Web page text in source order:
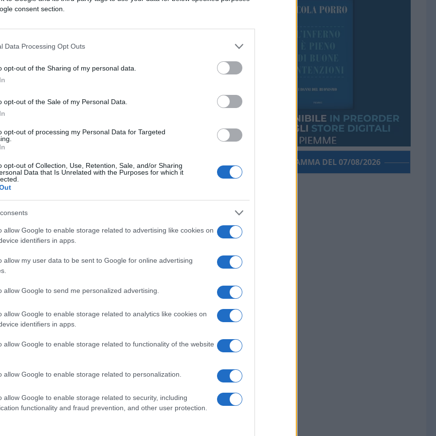
consent section.
Data Processing Opt Outs
opt-out of the Sharing of my personal data.
opt-out of the Sale of my Personal Data.
opt-out of processing my Personal Data for Targeted
opt-out of Collection, Use, Retention, Sale, and/or Sharing
Data that Is Unrelated with the Purposes for which it
allow Google to enable storage related to advertising like cookies on
identifiers in apps.
allow my user data to be sent to Google for online advertising
allow Google to send me personalized advertising.
allow Google to enable storage related to analytics like cookies on
identifiers in apps.
allow Google to enable storage related to functionality of the website
allow Google to enable storage related to personalization.
allow Google to enable storage related to security, including
functionality and fraud prevention, and other user protection.
in questa pellicola sembra che Ratzinger
più con il suo gatto o, al massimo, con
più indignato, oltre al fatto che nella
una storia vera?”.
di una parte del popolo cattolico, ma
tu, piuttosto, con Gelli…”.
insediamento di Peron. Non credo
Tantardini, il punto di riferimento dello
rivista ospitò diversi interventi di
di calcare, da una parte, la crisi
XVI, dall’altra, la speranza di
sua riforma”.
PORROGRAMMA DEL 07/08/2026